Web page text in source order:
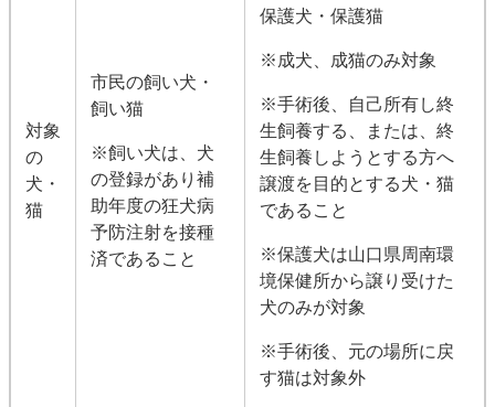
対象
の
犬・
猫
市民の飼い犬・
飼い猫
※飼い犬は、犬
の登録があり補
助年度の狂犬病
予防注射を接種
済であること
保護犬・保護猫
※成犬、成猫のみ対象
※手術後、自己所有し終
生飼養する、または、終
生飼養しようとする方へ
譲渡を目的とする犬・猫
であること
※保護犬は山口県周南環
境保健所から譲り受けた
犬のみが対象
※手術後、元の場所に戻
す猫は対象外